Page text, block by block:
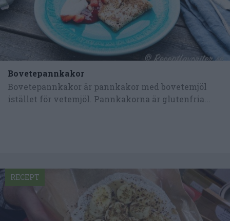
Bovetepannkakor
Bovetepannkakor är pannkakor med bovetemjöl
istället för vetemjöl. Pannkakorna är glutenfria...
RECEPT